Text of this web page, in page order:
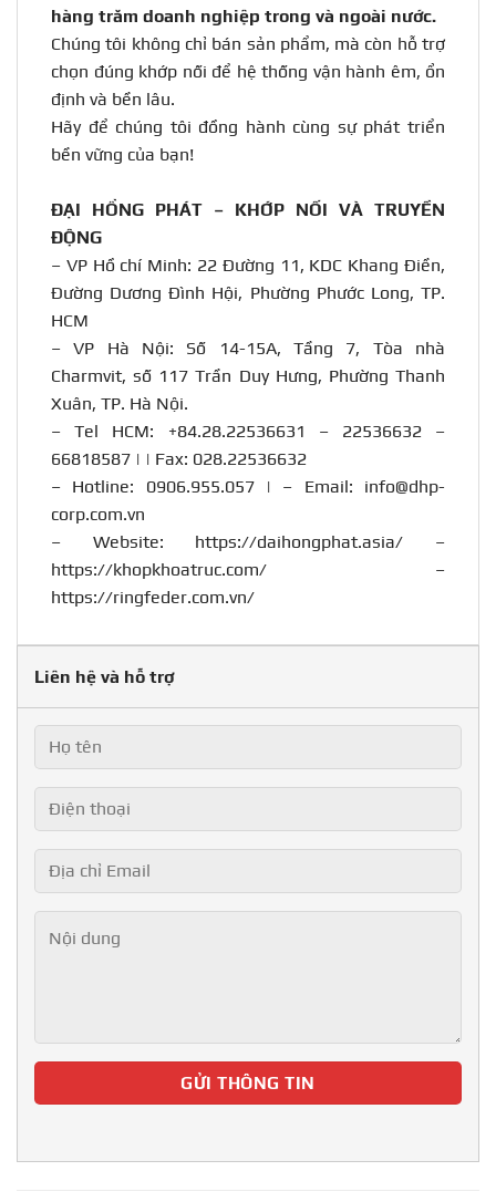
hàng trăm doanh nghiệp trong và ngoài nước.
Chúng tôi không chỉ bán sản phẩm, mà còn hỗ trợ
chọn đúng khớp nối để hệ thống vận hành êm, ổn
định và bền lâu.
Hãy để chúng tôi đồng hành cùng sự phát triển
bền vững của bạn!
ĐẠI HỒNG PHÁT – KHỚP NỐI VÀ TRUYỀN
ĐỘNG
– VP Hồ chí Minh: 22 Đường 11, KDC Khang Điền,
Đường Dương Đình Hội, Phường Phước Long, TP.
HCM
– VP Hà Nội: Số 14-15A, Tầng 7, Tòa nhà
Charmvit, số 117 Trần Duy Hưng, Phường Thanh
Xuân, TP. Hà Nội.
– Tel HCM: +84.28.22536631 – 22536632 –
66818587 | | Fax: 028.22536632
– Hotline: 0906.955.057| – Email: info@dhp-
corp.com.vn
– Website: https://daihongphat.asia/ –
https://khopkhoatruc.com/ –
https://ringfeder.com.vn/
Liên hệ và hỗ trợ